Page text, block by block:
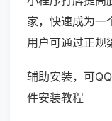
家，快速成为一
用户可通过正规
辅助安装，可
件安装教程